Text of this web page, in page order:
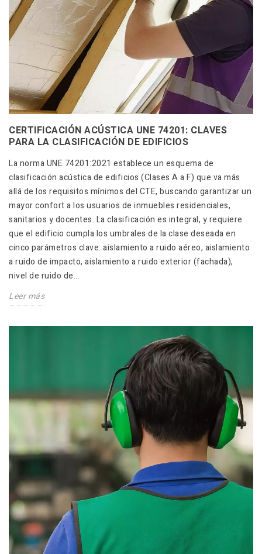
CERTIFICACIÓN ACÚSTICA UNE 74201: CLAVES
PARA LA CLASIFICACIÓN DE EDIFICIOS
La norma UNE 74201:2021 establece un esquema de
clasificación acústica de edificios (Clases A a F) que va más
allá de los requisitos mínimos del CTE, buscando garantizar un
mayor confort a los usuarios de inmuebles residenciales,
sanitarios y docentes. La clasificación es integral, y requiere
que el edificio cumpla los umbrales de la clase deseada en
cinco parámetros clave: aislamiento a ruido aéreo, aislamiento
a ruido de impacto, aislamiento a ruido exterior (fachada),
nivel de ruido de...
Leer más